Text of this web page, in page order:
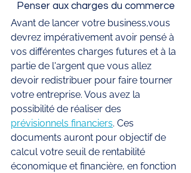
Penser aux charges du commerce
Avant de lancer votre business,vous
devrez impérativement avoir pensé à
vos différentes charges futures et à la
partie de l'argent que vous allez
devoir redistribuer pour faire tourner
votre entreprise. Vous avez la
possibilité de réaliser des
prévisionnels financiers. Ces
documents auront pour objectif de
calcul votre seuil de rentabilité
économique et financière, en fonction